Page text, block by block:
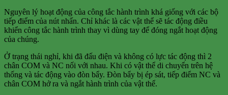
Nguyên lý hoạt động của công tắc hành trình khá giống với các bộ
tiếp điểm của nút nhấn. Chỉ khác là các vật thể sẽ tác động điều
khiển công tắc hành trình thay vì dùng tay để đóng ngắt hoạt động
của chúng.
Ở trạng thái nghỉ, khi đã đấu điện và không có lực tác động thì 2
chân COM và NC nối với nhau. Khi có vật thể di chuyển trên hệ
thống và tác động vào đòn bẩy. Đòn bẩy bị ép sát, tiếp điểm NC và
chân COM hở ra và ngắt hành trình của vật thể.